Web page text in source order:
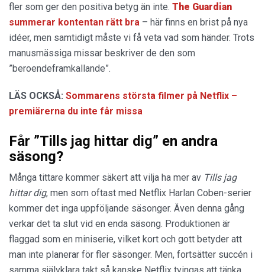
fler som ger den positiva betyg än inte. The Guardian
summerar kontentan rätt bra – här finns en brist på nya
idéer, men samtidigt måste vi få veta vad som händer. Trots
manusmässiga missar beskriver de den som
”beroendeframkallande”.
LÄS OCKSÅ: Sommarens största filmer på Netflix –
premiärerna du inte får missa
Får ”Tills jag hittar dig” en andra
säsong?
Många tittare kommer säkert att vilja ha mer av Tills jag
hittar dig, men som oftast med Netflix Harlan Coben-serier
kommer det inga uppföljande säsonger. Även denna gång
verkar det ta slut vid en enda säsong. Produktionen är
flaggad som en miniserie, vilket kort och gott betyder att
man inte planerar för fler säsonger. Men, fortsätter succén i
samma självklara takt så kanske Netflix tvingas att tänka